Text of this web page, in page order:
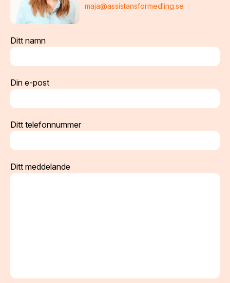
maja@assistansformedling.se
Ditt namn
Din e-post
Ditt telefonnummer
Ditt meddelande